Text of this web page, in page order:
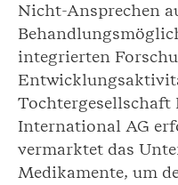
Nicht-Ansprechen
integrierten
Tochtergesellschaft
International AG
vermarktet das
Medikamente, um